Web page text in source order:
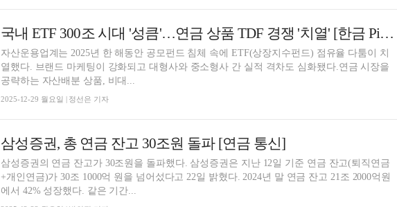
국내 ETF 300조 시대 '성큼'…연금 상품 TDF 경쟁 '치열' [한금 Pick 2025 금융이슈 - 자산운용]
자산운용업계는 2025년 한 해동안 공모펀드 침체 속에 ETF(상장지수펀드) 점유율 다툼이 치
열했다. 브랜드 마케팅이 강화되고 대형사와 중소형사 간 실적 격차도 심화됐다.연금 시장을
공략하는 자산배분 상품, 비대...
2025-12-29 월요일 | 정선은 기자
삼성증권, 총 연금 잔고 30조원 돌파 [연금 통신]
삼성증권의 연금 잔고가 30조원을 돌파했다. 삼성증권은 지난 12일 기준 연금 잔고(퇴직연금
+개인연금)가 30조 1000억 원을 넘어섰다고 22일 밝혔다. 2024년 말 연금 잔고 21조 2000억원
에서 42% 성장했다. 같은 기간...